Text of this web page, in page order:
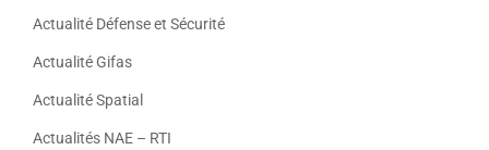
Actualité Défense et Sécurité
Actualité Gifas
Actualité Spatial
Actualités NAE – RTI